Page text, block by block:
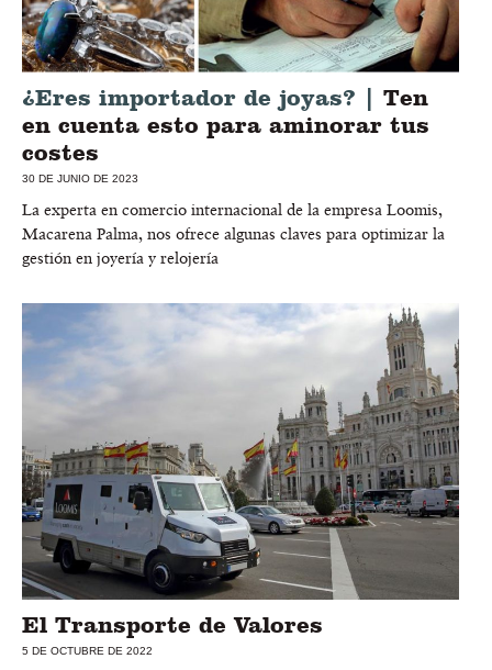
¿Eres importador de joyas? | Ten
en cuenta esto para aminorar tus
costes
30 DE JUNIO DE 2023
La experta en comercio internacional de la empresa Loomis,
Macarena Palma, nos ofrece algunas claves para optimizar la
gestión en joyería y relojería
El Transporte de Valores
5 DE OCTUBRE DE 2022